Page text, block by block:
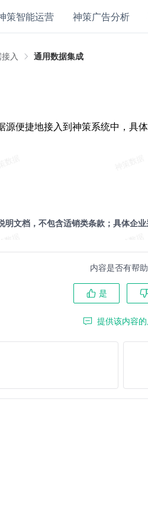
策智能运营 神策广告分析
入 通用数据集成
源便捷地接入到神策系统中，具体
文档，不包含适销类条款；具体企
内容是否有帮
是
提供该内容